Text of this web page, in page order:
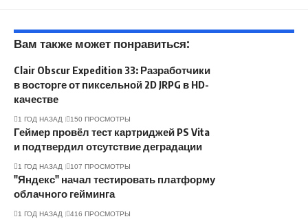
Вам также может понравиться:
Clair Obscur Expedition 33: Разработчики
в восторге от пиксельной 2D JRPG в HD-
качестве
1 ГОД НАЗАД 150 ПРОСМОТРЫ
Геймер провёл тест картриджей PS Vita
и подтвердил отсутствие деградации
1 ГОД НАЗАД 107 ПРОСМОТРЫ
"Яндекс" начал тестировать платформу
облачного гейминга
1 ГОД НАЗАД 416 ПРОСМОТРЫ